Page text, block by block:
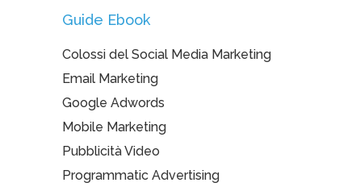
Guide Ebook
Colossi del Social Media Marketing
Email Marketing
Google Adwords
Mobile Marketing
Pubblicità Video
Programmatic Advertising